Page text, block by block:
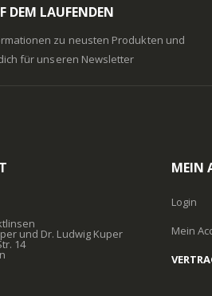
DEM LAUFENDEN
zu neusten Produkten und
für unseren Newsletter
und Dr. Ludwig Kuper
14
MEIN
Login
Mein